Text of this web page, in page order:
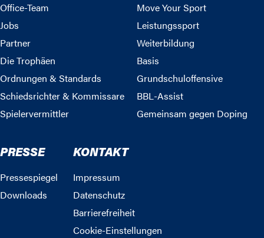
Office-Team
Jobs
Partner
Die Trophäen
Ordnungen & Standards
Schiedsrichter & Kommissare
Spielervermittler
Move Your Sport
Leistungssport
Weiterbildung
Basis
Grundschuloffensive
BBL-Assist
Gemeinsam gegen Doping
PRESSE
Pressespiegel
Downloads
KONTAKT
Impressum
Datenschutz
Barrierefreiheit
Cookie-Einstellungen